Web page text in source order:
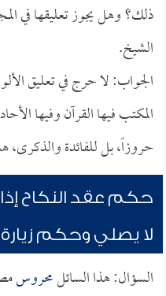
ذلك؟ وهل يجوز تعليقها في
الشيخ.
الجواب: لا حرج في تعليق
المكتب فيها القرآن وفيها
حروزاً، بل للفائدة
حكم عقد النكاح إذا
لا يصلي وحكم زيارة
السؤال: هذا السائلمحروس